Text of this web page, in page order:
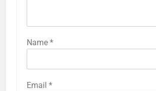
Name *
Email *